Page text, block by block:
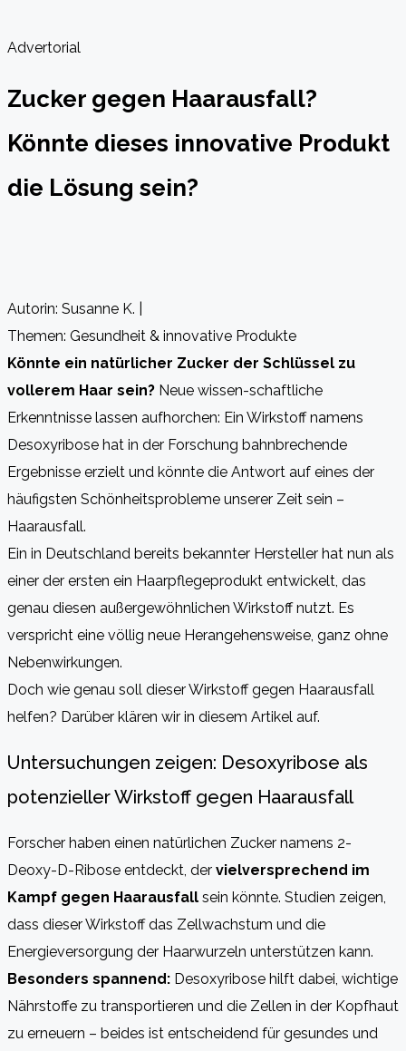
Advertorial
Zucker gegen Haarausfall?
Könnte dieses innovative Produkt
die Lösung sein?
Autorin: Susanne K. |
Themen: Gesundheit & innovative Produkte
Könnte ein natürlicher Zucker der Schlüssel zu
vollerem Haar sein? Neue wissen-schaftliche
Erkenntnisse lassen aufhorchen: Ein Wirkstoff namens
Desoxyribose hat in der Forschung bahnbrechende
Ergebnisse erzielt und könnte die Antwort auf eines der
häufigsten Schönheitsprobleme unserer Zeit sein –
Haarausfall.
Ein in Deutschland bereits bekannter Hersteller hat nun als
einer der ersten ein Haarpflegeprodukt entwickelt, das
genau diesen außergewöhnlichen Wirkstoff nutzt. Es
verspricht eine völlig neue Herangehensweise, ganz ohne
Nebenwirkungen.
Doch wie genau soll dieser Wirkstoff gegen Haarausfall
helfen? Darüber klären wir in diesem Artikel auf.
Untersuchungen zeigen: Desoxyribose als
potenzieller Wirkstoff gegen Haarausfall
Forscher haben einen natürlichen Zucker namens 2-
Deoxy-D-Ribose entdeckt, der vielversprechend im
Kampf gegen Haarausfall sein könnte. Studien zeigen,
dass dieser Wirkstoff das Zellwachstum und die
Energieversorgung der Haarwurzeln unterstützen kann.
Besonders spannend: Desoxyribose hilft dabei, wichtige
Nährstoffe zu transportieren und die Zellen in der Kopfhaut
zu erneuern – beides ist entscheidend für gesundes und